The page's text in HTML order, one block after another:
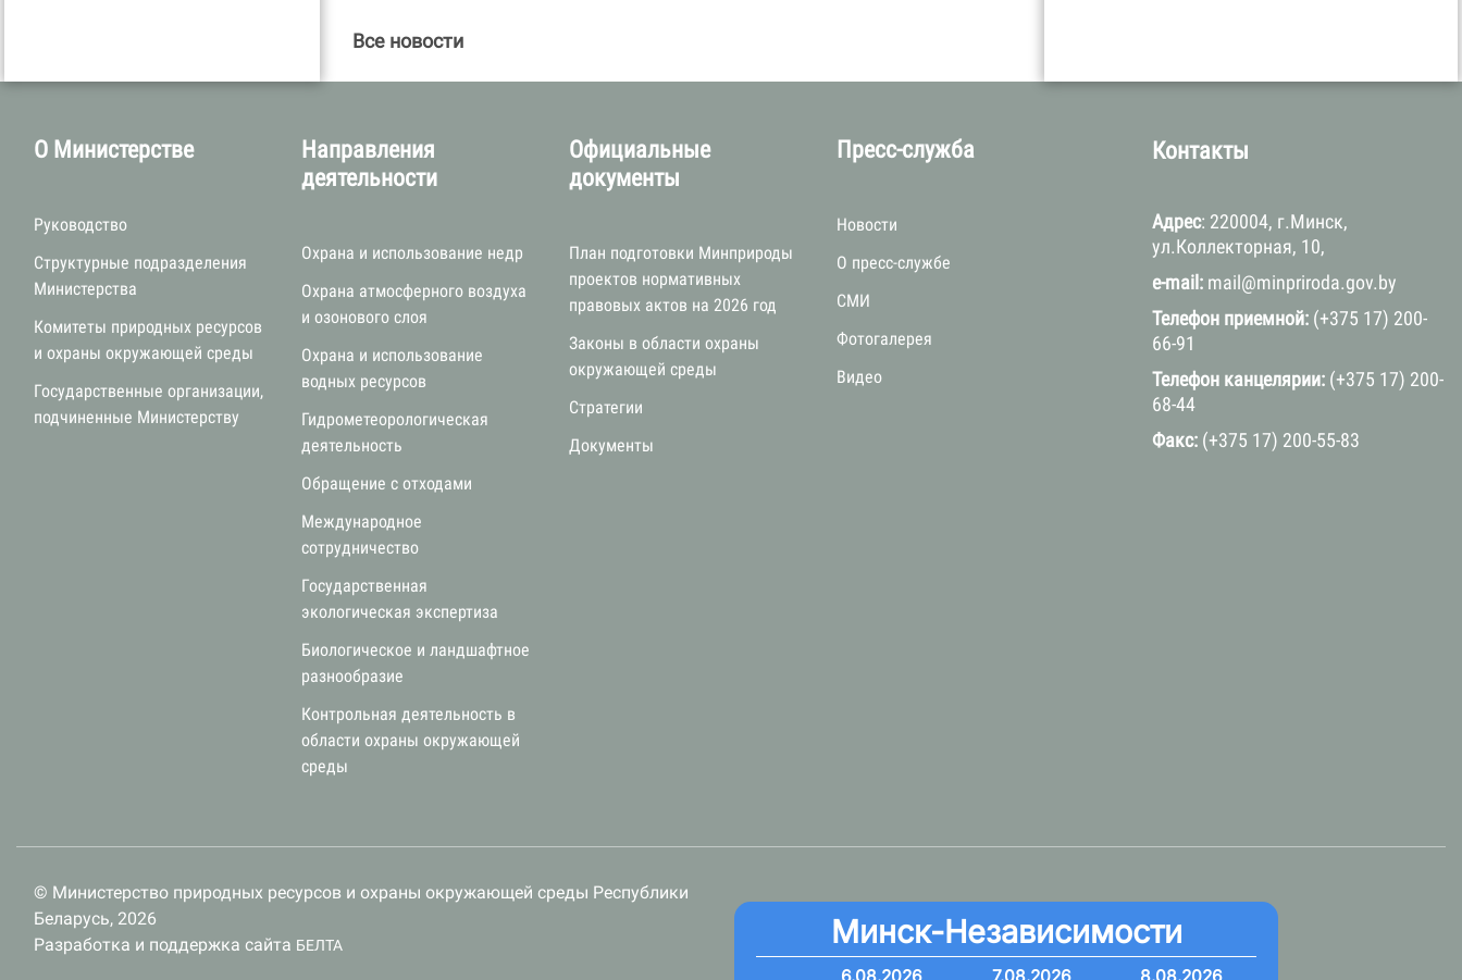
Все новости
О Министерстве
Руководство
Структурные подразделения
Министерства
Комитеты природных ресурсов
и охраны окружающей среды
Государственные организации,
подчиненные Министерству
Направления
деятельности
Охрана и использование недр
Охрана атмосферного воздуха
и озонового слоя
Охрана и использование
водных ресурсов
Гидрометеорологическая
деятельность
Обращение с отходами
Международное
сотрудничество
Государственная
экологическая экспертиза
Биологическое и ландшафтное
разнообразие
Контрольная деятельность в
области охраны окружающей
среды
Официальные
документы
План подготовки Минприроды
проектов нормативных
правовых актов на 2026 год
Законы в области охраны
окружающей среды
Стратегии
Документы
Пресс-служба
Новости
О пресс-службе
СМИ
Фотогалерея
Видео
Контакты
Адрес: 220004, г.Минск,
ул.Коллекторная, 10,
e-mail: mail@minpriroda.gov.by
Телефон приемной: (+375 17) 200-
66-91
Телефон канцелярии: (+375 17) 200-
68-44
Факс: (+375 17) 200-55-83
© Министерство природных ресурсов и охраны окружающей среды Республики
Беларусь, 2026
Разработка и поддержка сайта БЕЛТА Минск-Независимости
6.08.2026 7.08.2026 8.08.2026